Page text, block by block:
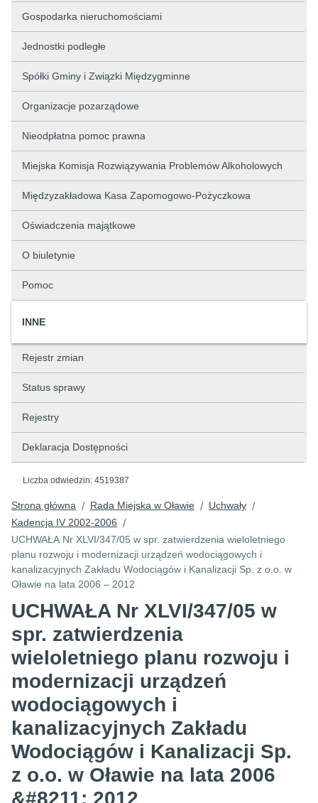
Gospodarka nieruchomościami
Jednostki podległe
Spółki Gminy i Związki Międzygminne
Organizacje pozarządowe
Nieodpłatna pomoc prawna
Miejska Komisja Rozwiązywania Problemów Alkoholowych
Międzyzakładowa Kasa Zapomogowo-Pożyczkowa
Oświadczenia majątkowe
O biuletynie
Pomoc
INNE
Rejestr zmian
Status sprawy
Rejestry
Deklaracja Dostępności
Liczba odwiedzin: 4519387
Strona główna / Rada Miejska w Oławie / Uchwały /
Kadencja IV 2002-2006 /
UCHWAŁA Nr XLVI/347/05 w spr. zatwierdzenia wieloletniego
planu rozwoju i modernizacji urządzeń wodociągowych i
kanalizacyjnych Zakładu Wodociągów i Kanalizacji Sp. z o.o. w
Oławie na lata 2006 – 2012
UCHWAŁA Nr XLVI/347/05 w
spr. zatwierdzenia
wieloletniego planu rozwoju i
modernizacji urządzeń
wodociągowych i
kanalizacyjnych Zakładu
Wodociągów i Kanalizacji Sp.
z o.o. w Oławie na lata 2006
&#8211; 2012